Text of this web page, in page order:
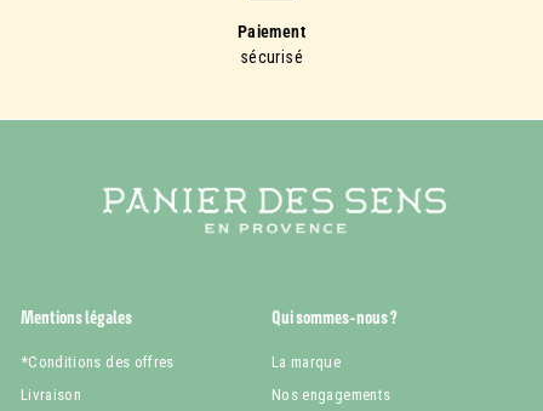
Paiement
sécurisé
Mentions légales
*Conditions des offres
Livraison
Qui sommes-nous ?
La marque
Nos engagements